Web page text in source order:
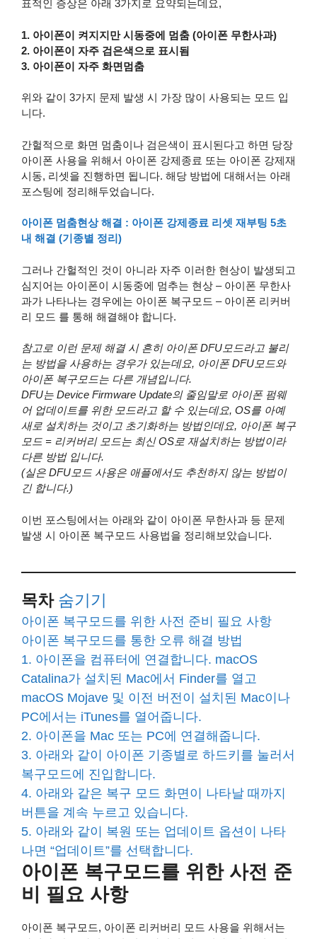
표적인 증상은 아래 3가지로 요약되는데요,
1. 아이폰이 켜지지만 시동중에 멈춤 (아이폰 무한사과)
2. 아이폰이 자주 검은색으로 표시됨
3. 아이폰이 자주 화면멈춤
위와 같이 3가지 문제 발생 시 가장 많이 사용되는 모드 입
니다.
간헐적으로 화면 멈춤이나 검은색이 표시된다고 하면 당장
아이폰 사용을 위해서 아이폰 강제종료 또는 아이폰 강제재
시동, 리셋을 진행하면 됩니다. 해당 방법에 대해서는 아래
포스팅에 정리해두었습니다.
아이폰 멈춤현상 해결 : 아이폰 강제종료 리셋 재부팅 5초
내 해결 (기종별 정리)
그러나 간헐적인 것이 아니라 자주 이러한 현상이 발생되고
심지어는 아이폰이 시동중에 멈추는 현상 – 아이폰 무한사
과가 나타나는 경우에는 아이폰 복구모드 – 아이폰 리커버
리 모드 를 통해 해결해야 합니다.
참고로 이런 문제 해결 시 흔히 아이폰 DFU모드라고 불리
는 방법을 사용하는 경우가 있는데요, 아이폰 DFU모드와
아이폰 복구모드는 다른 개념입니다.
DFU는 Device Firmware Update의 줄임말로 아이폰 펌웨
어 업데이트를 위한 모드라고 할 수 있는데요, OS를 아예
새로 설치하는 것이고 초기화하는 방법인데요, 아이폰 복구
모드 = 리커버리 모드는 최신 OS로 재설치하는 방법이라
다른 방법 입니다.
(실은 DFU모드 사용은 애플에서도 추천하지 않는 방법이
긴 합니다.)
이번 포스팅에서는 아래와 같이 아이폰 무한사과 등 문제
발생 시 아이폰 복구모드 사용법을 정리해보았습니다.
목차 숨기기
아이폰 복구모드를 위한 사전 준비 필요 사항
아이폰 복구모드를 통한 오류 해결 방법
1. 아이폰을 컴퓨터에 연결합니다. macOS
Catalina가 설치된 Mac에서 Finder를 열고
macOS Mojave 및 이전 버전이 설치된 Mac이나
PC에서는 iTunes를 열어줍니다.
2. 아이폰을 Mac 또는 PC에 연결해줍니다.
3. 아래와 같이 아이폰 기종별로 하드키를 눌러서
복구모드에 진입합니다.
4. 아래와 같은 복구 모드 화면이 나타날 때까지
버튼을 계속 누르고 있습니다.
5. 아래와 같이 복원 또는 업데이트 옵션이 나타
나면 “업데이트”를 선택합니다.
아이폰 복구모드를 위한 사전 준
비 필요 사항
아이폰 복구모드, 아이폰 리커버리 모드 사용을 위해서는